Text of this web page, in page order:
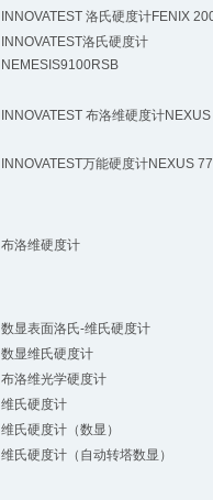
INNOVATEST 洛氏硬度计FENIX
INNOVATEST洛氏硬度计
NEMESIS9100RSB
INNOVATEST 布洛维硬度计
INNOVATEST万能硬度计NEXUS
布洛维硬度计
数显表面洛氏-维氏硬度计
数显维氏硬度计
布洛维光学硬度计
维氏硬度计
维氏硬度计（数显）
维氏硬度计（自动转塔数显）